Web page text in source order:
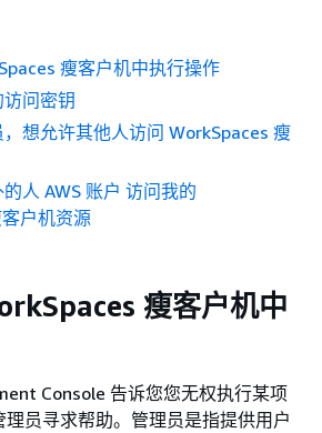
瘦客户机中执行操作
问密钥
想允许其他人访问 WorkSpaces 瘦
人 AWS 账户 访问我的
户机资源
瘦客户机中
Console 告诉您您无权执行某项
员寻求帮助。管理员是指提供用户